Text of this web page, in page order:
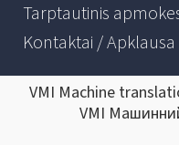
Tarptautinis
Kontaktai / Apklausa
VMI Machine
VMI